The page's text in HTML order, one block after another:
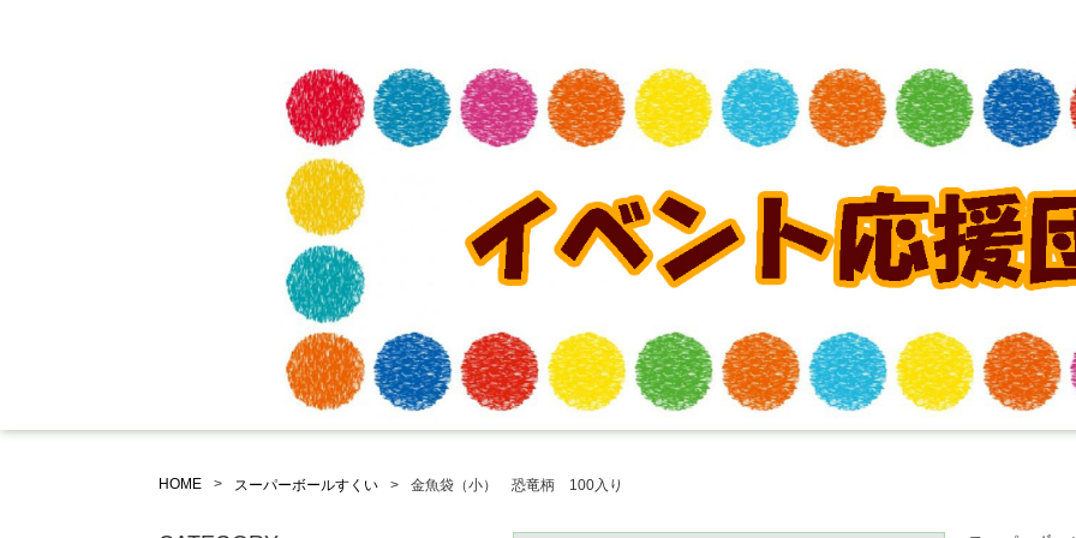
HOME スーパーボールすくい 金魚袋（小） 恐竜柄 100入り